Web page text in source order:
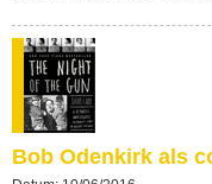
Bob Odenkirk als